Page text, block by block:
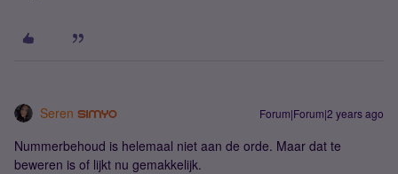
Seren Forum|Forum|2 years ago
Nummerbehoud is helemaal niet aan de orde. Maar dat te
beweren is of lijkt nu gemakkelijk.